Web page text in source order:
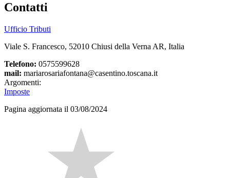
Contatti
Ufficio Tributi
Viale S. Francesco, 52010 Chiusi della Verna AR, Italia
Telefono: 0575599628
mail: mariarosariafontana@casentino.toscana.it
Argomenti:
Imposte
Pagina aggiornata il 03/08/2024